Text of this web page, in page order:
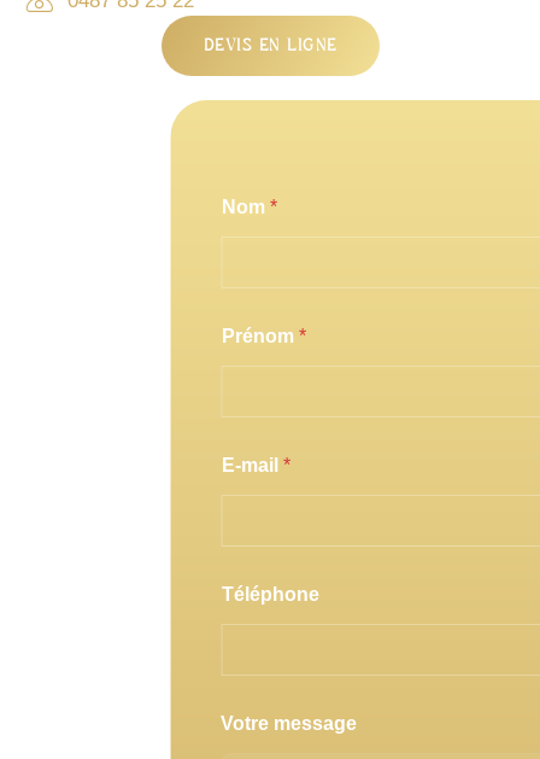
DEVIS EN LIGNE
Nom *
Prénom *
E-mail *
Téléphone
iVotre message